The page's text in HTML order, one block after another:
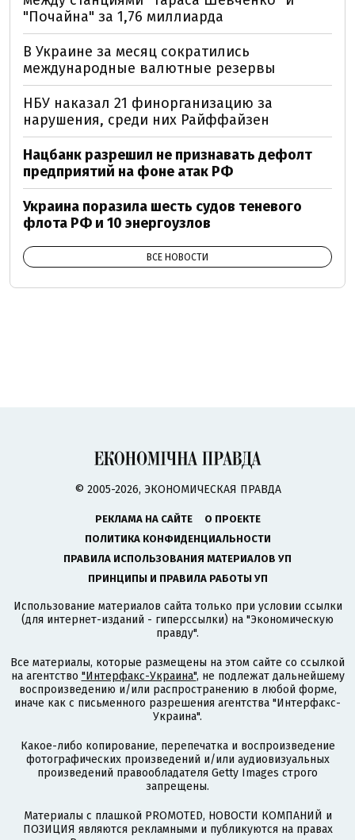
"Почайна" за 1,76 миллиарда
В Украине за месяц сократились
международные валютные резервы
НБУ наказал 21 финорганизацию за
нарушения, среди них Райффайзен
Нацбанк разрешил не признавать дефолт
предприятий на фоне атак РФ
Украина поразила шесть судов теневого
флота РФ и 10 энергоузлов
ВСЕ НОВОСТИ
© 2005-2026, ЭКОНОМИЧЕСКАЯ ПРАВДА
РЕКЛАМА НА САЙТЕ
О ПРОЕКТЕ
ПОЛИТИКА КОНФИДЕНЦИАЛЬНОСТИ
ПРАВИЛА ИСПОЛЬЗОВАНИЯ МАТЕРИАЛОВ УП
ПРИНЦИПЫ И ПРАВИЛА РАБОТЫ УП
Использование материалов сайта только при условии ссылки
(для интернет-изданий - гиперссылки) на "Экономическую
правду".
Все материалы, которые размещены на этом сайте со ссылкой
на агентство "Интерфакс-Украина", не подлежат дальнейшему
воспроизведению и/или распространению в любой форме,
иначе как с письменного разрешения агентства "Интерфакс-
Украина".
Какое-либо копирование, перепечатка и воспроизведение
фотографических произведений и/или аудиовизуальных
произведений правообладателя Getty Images строго
запрещены.
Материалы с плашкой PROMOTED, НОВОСТИ КОМПАНИЙ и
ПОЗИЦИЯ являются рекламными и публикуются на правах